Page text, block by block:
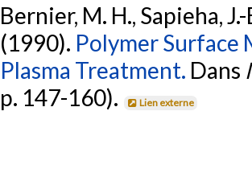
Bernier, M. H., Sapieha,
(1990). Polymer Surface
Plasma Treatment. Dans
p. 147-160).
Lien externe